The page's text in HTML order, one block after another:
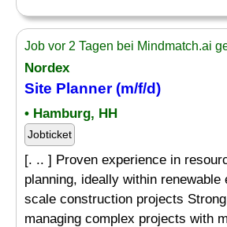
Job vor 2 Tagen bei Mindmatch.ai
Nordex
Site Planner (m/f/d)
• Hamburg, HH
Jobticket
[. .. ] Proven experience in
planning, ideally within renewable
scale construction projects
managing complex projects with